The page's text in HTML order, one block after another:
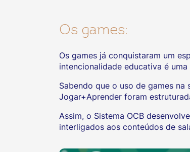
Os games:
Os games já conquistaram um
intencionalidade educativa é
Sabendo que o uso de games
Jogar+Aprender foram
Assim, o Sistema OCB
interligados aos conteúdos de